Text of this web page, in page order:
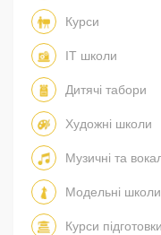
Курси
IT школи
Дитячі табори
Художні школи
Музичні та
Модельні школи
Курси